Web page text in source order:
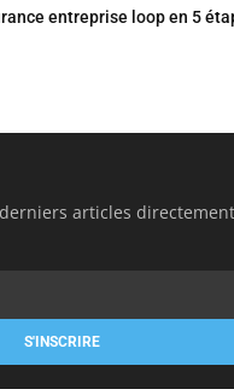
entreprise loop en 5
articles
S'INSCRIRE